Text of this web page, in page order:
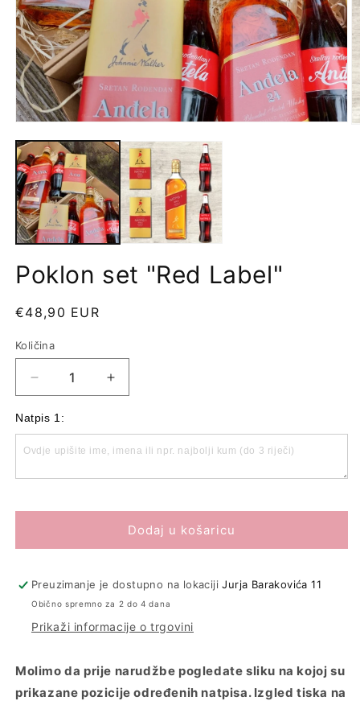
Poklon set "Red Label"
Redovna
€48,90 EUR
Količina
Količina
Smanji
količinu
proizvoda
Poklon
set
Povećaj
količinu
Poklon
set
Natpis 1:
Dodaj u košaricu
Preuzimanje je dostupno na lokacijiJurja Barakovića 11
Obično spremno za 2 do 4 dana
Prikaži informacije o trgovini
Molimo da prije narudžbe pogledate sliku na kojoj su
prikazane pozicije određenih natpisa. Izgled tiska na